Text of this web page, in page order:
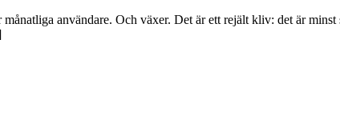
användare. Och växer. Det är ett rejält kliv: det är minst